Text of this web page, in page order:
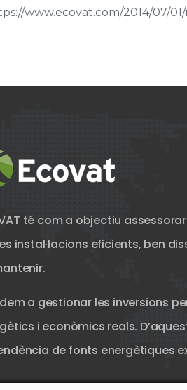
www.ecovat.com/2014/07/
té com a objectiu
instal·lacions eficients, ben
a gestionar les inversions
i econòmics reals.
de fonts energètiques